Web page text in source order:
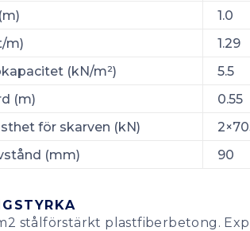
1.0
m)
1.29
(kN/m²)
5.5
(m)
0.55
för skarven (kN)
(mm)
90
stålförstärkt plastfiberbetong.